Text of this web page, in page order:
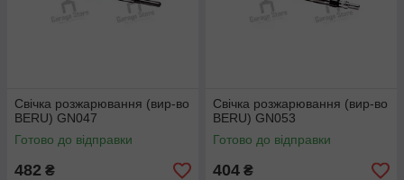
Свічка розжарювання (вир-во
BERU) GN047
Готово до відправки
482 ₴
Свічка розжарювання (вир-во
BERU) GN053
Готово до відправки
404 ₴